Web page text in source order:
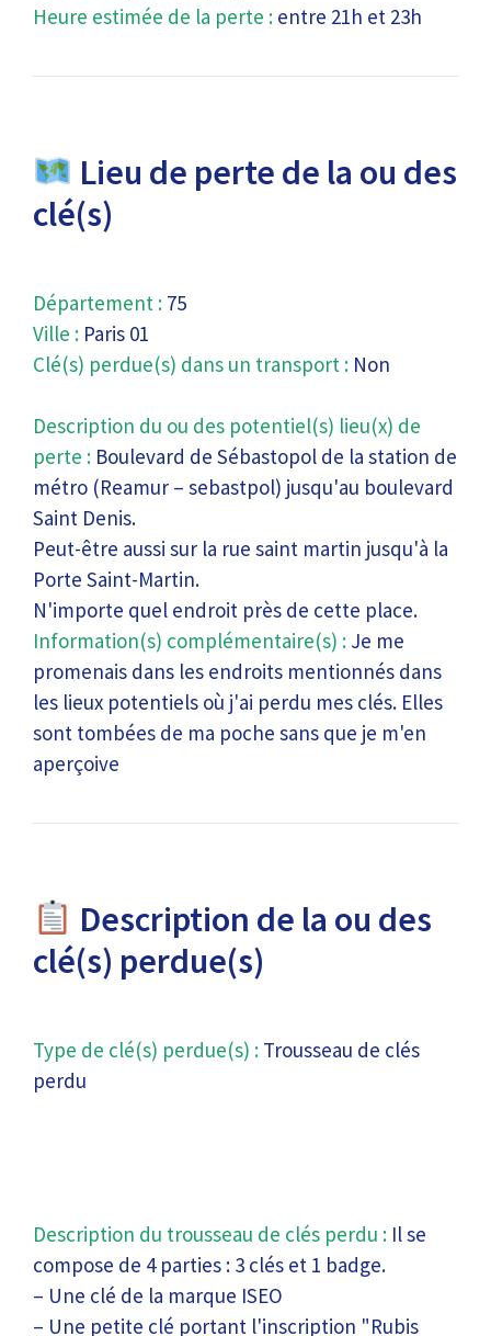
Heure estimée de la perte : entre 21h et 23h
Lieu de perte de la ou des
clé(s)
Département : 75
Ville : Paris 01
Clé(s) perdue(s) dans un transport : Non
Description du ou des potentiel(s) lieu(x) de
perte : Boulevard de Sébastopol de la station de
métro (Reamur – sebastpol) jusqu'au boulevard
Saint Denis.
Peut-être aussi sur la rue saint martin jusqu'à la
Porte Saint-Martin.
N'importe quel endroit près de cette place.
Information(s) complémentaire(s) : Je me
promenais dans les endroits mentionnés dans
les lieux potentiels où j'ai perdu mes clés. Elles
sont tombées de ma poche sans que je m'en
aperçoive
Description de la ou des
clé(s) perdue(s)
Type de clé(s) perdue(s) : Trousseau de clés
perdu
Description du trousseau de clés perdu : Il se
compose de 4 parties : 3 clés et 1 badge.
– Une clé de la marque ISEO
– Une petite clé portant l'inscription "Rubis